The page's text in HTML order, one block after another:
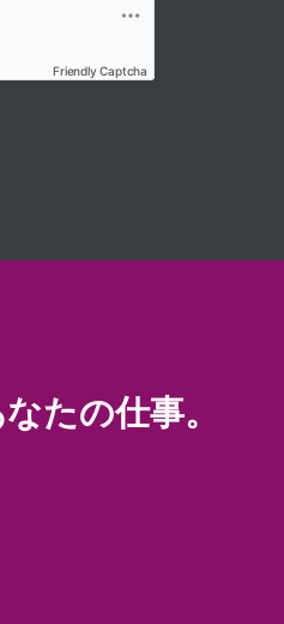
Friendly Captcha
たの仕事。